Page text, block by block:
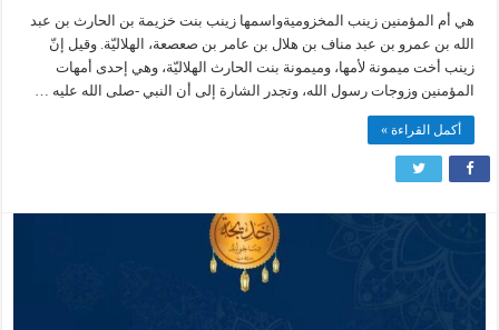
خالدات
أم
المؤمنين
زينب
المخزومية
هي أم المؤمنين زينب المخزوميةواسمها زينب بنت خزيمة بن الحارث بن عبد
الله بن عمرو بن عبد مناف بن هلال بن عامر بن صعصعة، الهلاليّة. وقيل إنّ
زينب أخت ميمونة لأمها، وميمونة بنت الحارث الهلاليّة، وهي إحدى أمهات
المؤمنين وزوجات رسول الله، وتجدر الشارة إلى أن النبي -صلى الله عليه …
أكمل القراءة »